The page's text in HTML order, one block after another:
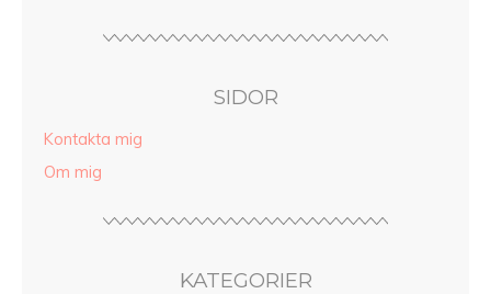
SIDOR
Kontakta mig
Om mig
KATEGORIER